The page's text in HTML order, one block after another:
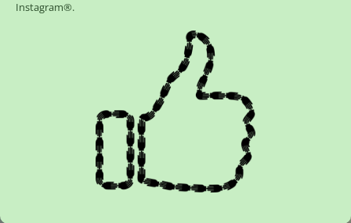
Instagram®.